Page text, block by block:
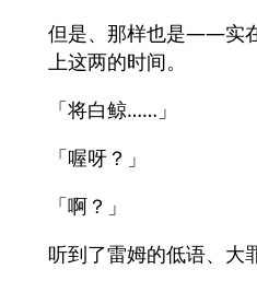
但是、那样也是――实
上这两的时间。
「将白鲸……」
「喔呀？」
「啊？」
听到了雷姆的低语、大